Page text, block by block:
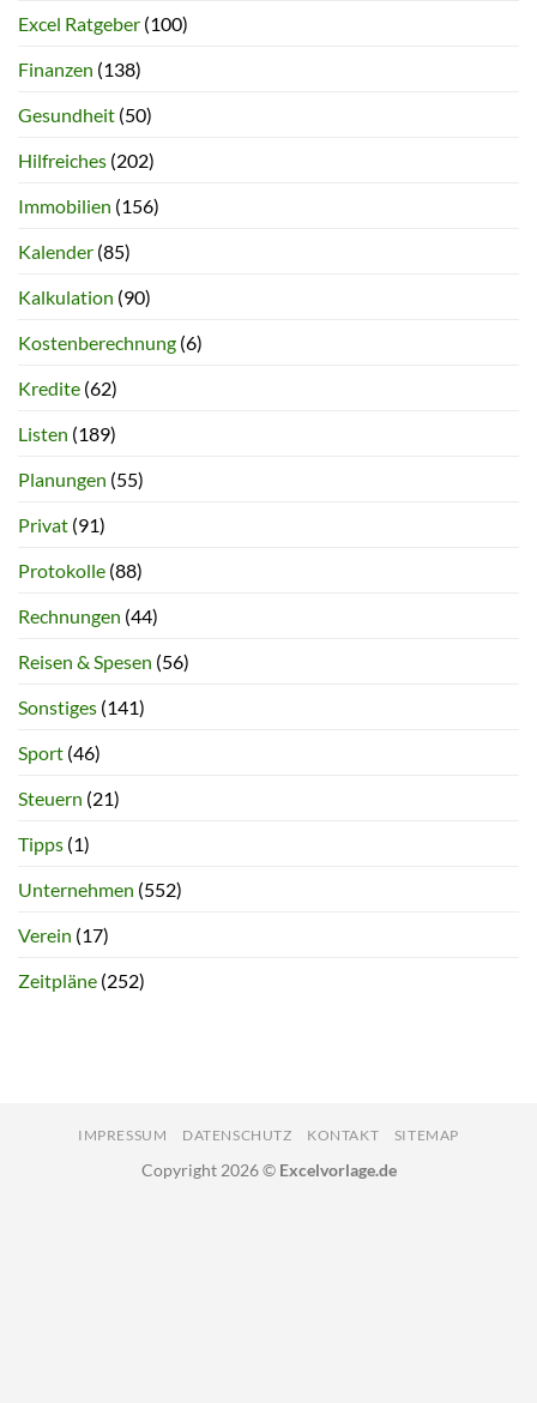
Excel Ratgeber (100)
Finanzen (138)
Gesundheit (50)
Hilfreiches (202)
Immobilien (156)
Kalender (85)
Kalkulation (90)
Kostenberechnung (6)
Kredite (62)
Listen (189)
Planungen (55)
Privat (91)
Protokolle (88)
Rechnungen (44)
Reisen & Spesen (56)
Sonstiges (141)
Sport (46)
Steuern (21)
Tipps (1)
Unternehmen (552)
Verein (17)
Zeitpläne (252)
IMPRESSUM DATENSCHUTZ KONTAKT SITEMAP
Copyright 2026 © Excelvorlage.de